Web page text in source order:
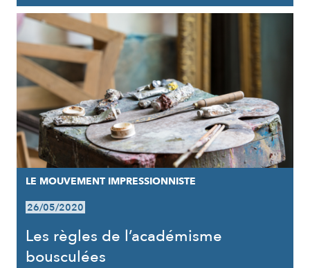
LE MOUVEMENT IMPRESSIONNISTE
26/05/2020
Les règles de l’académisme
bousculées